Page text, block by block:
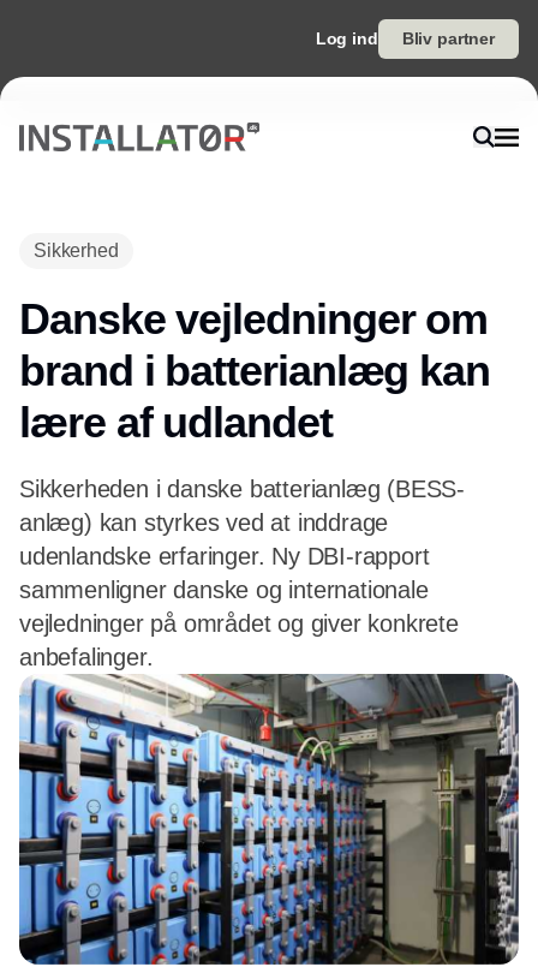
Log ind Bliv partner
Sikkerhed
Danske vejledninger om
brand i batterianlæg kan
lære af udlandet
Sikkerheden i danske batterianlæg (BESS-
anlæg) kan styrkes ved at inddrage
udenlandske erfaringer. Ny DBI-rapport
sammenligner danske og internationale
vejledninger på området og giver konkrete
anbefalinger.